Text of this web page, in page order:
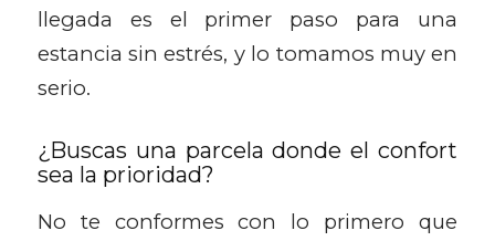
llegada es el primer paso para una
estancia sin estrés, y lo tomamos muy en
serio.
¿Buscas una parcela donde el confort
sea la prioridad?
No te conformes con lo primero que